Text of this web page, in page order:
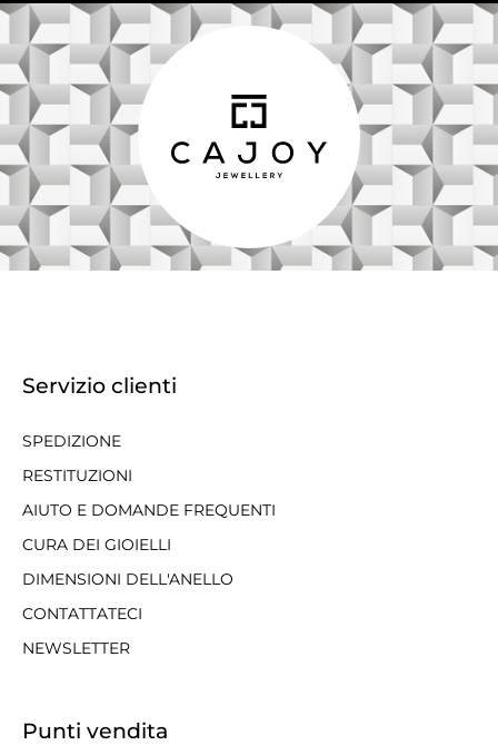
Servizio clienti
SPEDIZIONE
RESTITUZIONI
AIUTO E DOMANDE FREQUENTI
CURA DEI GIOIELLI
DIMENSIONI DELL'ANELLO
CONTATTATECI
NEWSLETTER
Punti vendita